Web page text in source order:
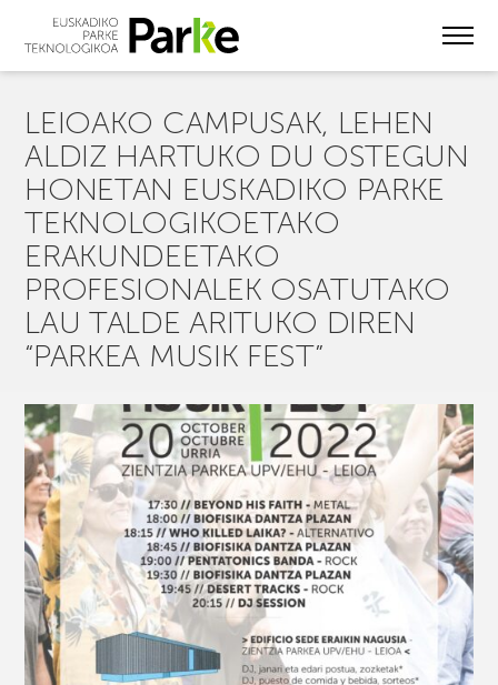
LEIOAKO CAMPUSAK, LEHEN
ALDIZ HARTUKO DU OSTEGUN
HONETAN EUSKADIKO PARKE
TEKNOLOGIKOETAKO
ERAKUNDEETAKO
PROFESIONALEK OSATUTAKO
LAU TALDE ARITUKO DIREN
“PARKEA MUSIK FEST”